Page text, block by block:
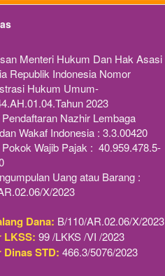
Menteri Hukum Dan Hak Asasi
Republik Indonesia Nomor
Hukum Umum-
2023
Nazhir Lembaga
Wakaf Indonesia : 3.3.00420
Wajib Pajak :  40.959.478.5-
Uang atau Barang :
X/2023
Dana: B/110/AR.02.06/X/2023
LKSS: 99 /LKKS /VI /2023
Dinas STD: 466.3/5076/2023